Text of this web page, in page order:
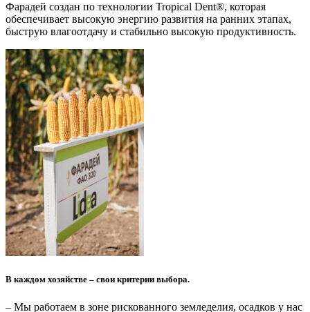
Фарадей создан по технологии Tropical Dent®, которая
обеспечивает высокую энергию развития на ранних этапах,
быструю влагоотдачу и стабильно высокую продуктивность.
В каждом хозяйстве – свои критерии выбора.
– Мы работаем в зоне рискованного земледелия, осадков у нас